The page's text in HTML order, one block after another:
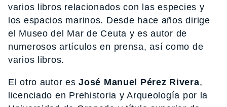
varios libros relacionados con las especies y
los espacios marinos. Desde hace años dirige
el Museo del Mar de Ceuta y es autor de
numerosos artículos en prensa, así como de
varios libros.
El otro autor esJosé Manuel Pérez Rivera,
licenciado en Prehistoria y Arqueología por la